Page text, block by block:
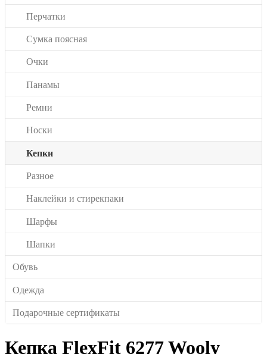
Перчатки
Сумка поясная
Очки
Панамы
Ремни
Носки
Кепки
Разное
Наклейки и стирекпаки
Шарфы
Шапки
Обувь
Одежда
Подарочные сертификаты
Кепка FlexFit 6277 Wooly